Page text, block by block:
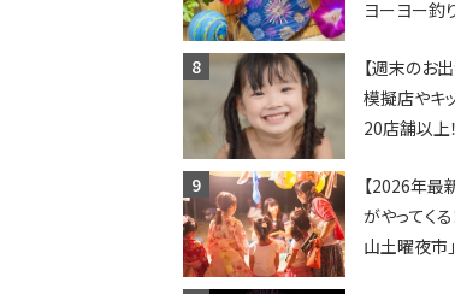
スポット！
ヨーヨー釣
ちびっこ縁
ーブ】
【週末のお
模擬店やキ
20店舗以上
ソングライ
ブなど。【
祭り】
【2026年最
がやってく
山土曜夜市